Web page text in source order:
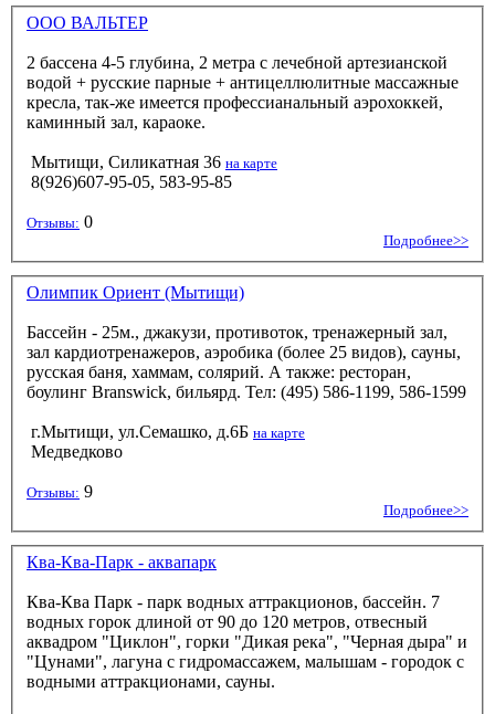
ООО ВАЛЬТЕР
2 бассена 4-5 глубина, 2 метра с лечебной артезианской
водой + русские парные + антицеллюлитные массажные
кресла, так-же имеется профессианальный аэрохоккей,
каминный зал, караоке.
Мытищи, Силикатная 36 на карте
8(926)607-95-05, 583-95-85
Отзывы: 0
Подробнее>>
Олимпик Ориент (Мытищи)
Бассейн - 25м., джакузи, противоток, тренажерный зал,
зал кардиотренажеров, аэробика (более 25 видов), сауны,
русская баня, хаммам, солярий. А также: ресторан,
боулинг Branswick, бильярд. Тел: (495) 586-1199, 586-1599
г.Мытищи, ул.Семашко, д.6Б на карте
Медведково
Отзывы: 9
Подробнее>>
Ква-Ква-Парк - аквапарк
Ква-Ква Парк - парк водных аттракционов, бассейн. 7
водных горок длиной от 90 до 120 метров, отвесный
аквадром "Циклон", горки "Дикая река", "Черная дыра" и
"Цунами", лагуна с гидромассажем, малышам - городок с
водными аттракционами, сауны.